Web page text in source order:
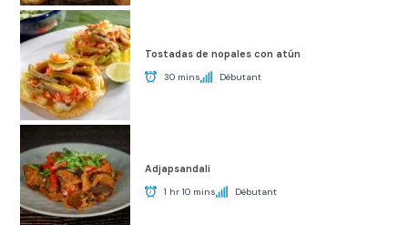
Tostadas de nopales con atún
30 mins Débutant
Adjapsandali
1 hr 10 mins Débutant